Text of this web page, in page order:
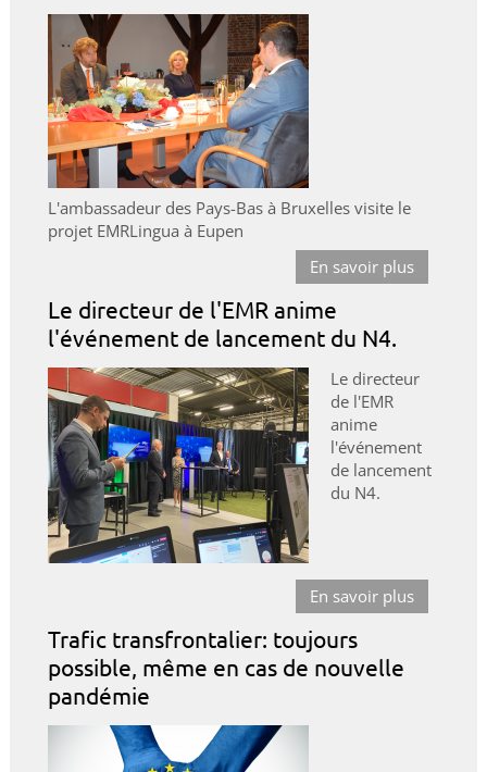
L'ambassadeur des Pays-Bas à Bruxelles visite le
projet EMRLingua à Eupen
En savoir plus
Le directeur de l'EMR anime
l'événement de lancement du N4.
Le directeur
de l'EMR
anime
l'événement
de lancement
du N4.
En savoir plus
Trafic transfrontalier: toujours
possible, même en cas de nouvelle
pandémie